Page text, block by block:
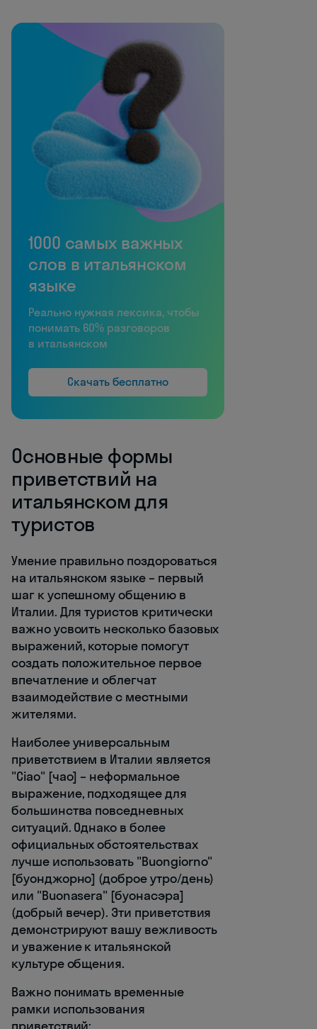
1000 самых важных
слов в итальянском
языке
Реально нужная лексика, чтобы
понимать 60% разговоров
в итальянском
Скачать бесплатно
Основные формы
приветствий на
итальянском для
туристов
Умение правильно поздороваться
на итальянском языке – первый
шаг к успешному общению в
Италии. Для туристов критически
важно усвоить несколько базовых
выражений, которые помогут
создать положительное первое
впечатление и облегчат
взаимодействие с местными
жителями.
Наиболее универсальным
приветствием в Италии является
"Ciao" [чао] – неформальное
выражение, подходящее для
большинства повседневных
ситуаций. Однако в более
официальных обстоятельствах
лучше использовать "Buongiorno"
[буонджорно] (доброе утро/день)
или "Buonasera" [буонасэра]
(добрый вечер). Эти приветствия
демонстрируют вашу вежливость
и уважение к итальянской
культуре общения.
Важно понимать временные
рамки использования